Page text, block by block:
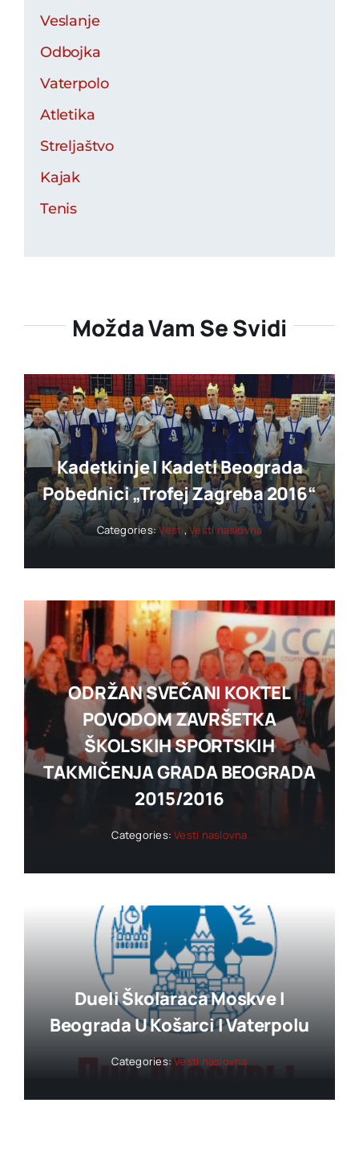
Veslanje
Odbojka
Vaterpolo
Atletika
Streljaštvo
Kajak
Tenis
Možda Vam Se Svidi
Kadetkinje I Kadeti Beograda
Pobednici „trofej Zagreba 2016“
Categories:Vesti,Vesti naslovna
ODRŽAN SVEČANI KOKTEL
POVODOM ZAVRŠETKA
ŠKOLSKIH SPORTSKIH
TAKMIČENJA GRADA BEOGRADA
2015/2016
Categories:Vesti naslovna
Dueli Školaraca Moskve I
Beograda U Košarci I Vaterpolu
Categories:Vesti naslovna